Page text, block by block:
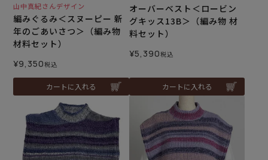
山中真紀さんデザイン
編みぐるみ＜スヌーピー 新
年のごあいさつ＞（編み物
材料セット）
¥9,350税込
カートに入れる
オーバーベスト＜ロービン
グキッス13B＞（編み物 材
料セット）
¥5,390税込
カートに入れる